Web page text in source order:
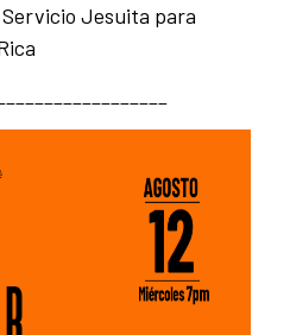
Jesuita para